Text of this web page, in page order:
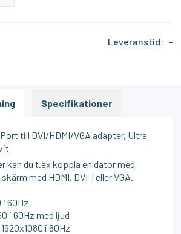
Leveranstid: -
Specifikationer
till DVI/HDMI/VGA adapter, Ultra
kan du t.ex koppla en dator med
med HDMI, DVI-I eller VGA.
i 60Hz
i 60Hz med ljud
i 60Hz